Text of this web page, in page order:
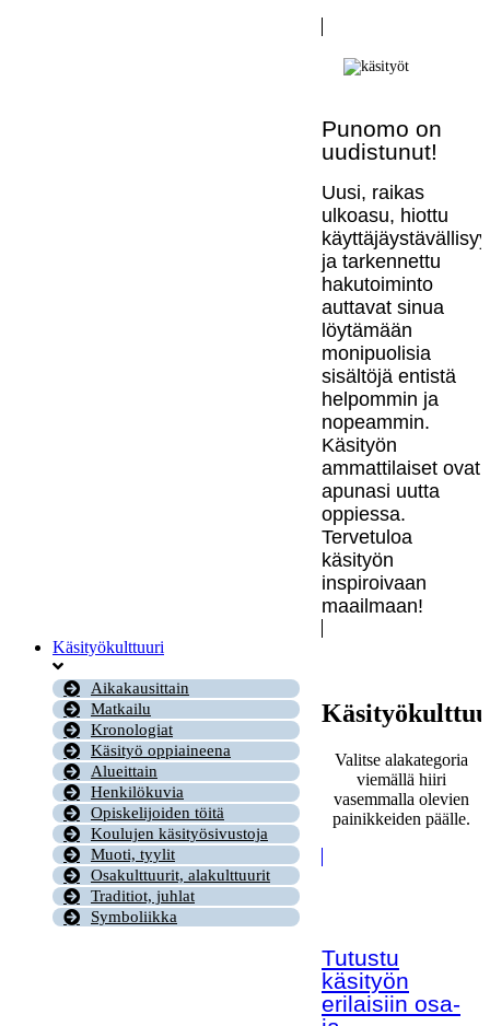
Punomo on
uudistunut!
Uusi, raikas
ulkoasu, hiottu
ja tarkennettu
hakutoiminto
auttavat sinua
löytämään
monipuolisia
sisältöjä entistä
helpommin ja
nopeammin.
Käsityön
ammattilaiset ovat
apunasi uutta
oppiessa.
Tervetuloa
käsityön
inspiroivaan
maailmaan!
Käsityökulttuuri
Aikakausittain
Matkailu
Kronologiat
Käsityö oppiaineena
Alueittain
Henkilökuvia
Opiskelijoiden töitä
Koulujen käsityösivustoja
Muoti, tyylit
Osakulttuurit, alakulttuurit
Traditiot, juhlat
Symboliikka
Valitse alakategoria
viemällä hiiri
vasemmalla olevien
painikkeiden päälle.
Tutustu
käsityön
erilaisiin osa-